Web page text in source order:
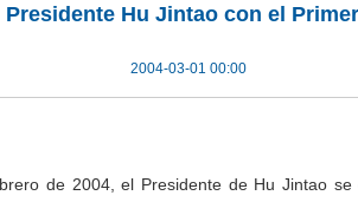
Hu Jintao con el
2004-03-01 00:00
de 2004, el Presidente de Hu Jintao